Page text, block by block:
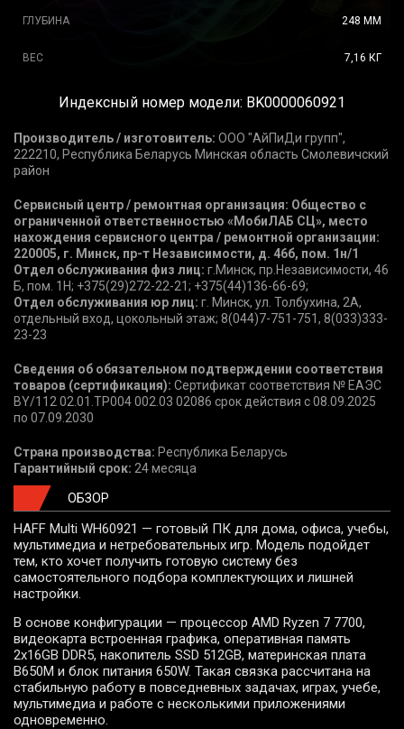
ГЛУБИНА 248 ММ
ВЕС 7,16 КГ
Индексный номер модели: BK0000060921
Производитель / изготовитель: ООО "АйПиДи групп",
222210, Республика Беларусь Минская область Смолевичский
район
Сервисный центр / ремонтная организация: Общество с
ограниченной ответственностью «МобиЛАБ СЦ», место
нахождения сервисного центра / ремонтной организации:
220005, г. Минск, пр-т Независимости, д. 46б, пом. 1н/1
Отдел обслуживания физ лиц: г.Минск, пр.Независимости, 46
Б, пом. 1Н; +375(29)272-22-21; +375(44)136-66-69;
Отдел обслуживания юр лиц: г. Минск, ул. Толбухина, 2А,
отдельный вход, цокольный этаж; 8(044)7-751-751, 8(033)333-
23-23
Сведения об обязательном подтверждении соответствия
товаров (сертификация): Сертификат соответствия № ЕАЭС
BY/112 02.01.ТР004 002.03 02086 срок действия с 08.09.2025
по 07.09.2030
Страна производства: Республика Беларусь
Гарантийный срок: 24 месяца
ОБЗОР
HAFF Multi WH60921 — готовый ПК для дома, офиса, учебы,
мультимедиа и нетребовательных игр. Модель подойдет
тем, кто хочет получить готовую систему без
самостоятельного подбора комплектующих и лишней
настройки.
В основе конфигурации — процессор AMD Ryzen 7 7700,
видеокарта встроенная графика, оперативная память
2x16GB DDR5, накопитель SSD 512GB, материнская плата
B650M и блок питания 650W. Такая связка рассчитана на
стабильную работу в повседневных задачах, играх, учебе,
мультимедиа и работе с несколькими приложениями
одновременно.